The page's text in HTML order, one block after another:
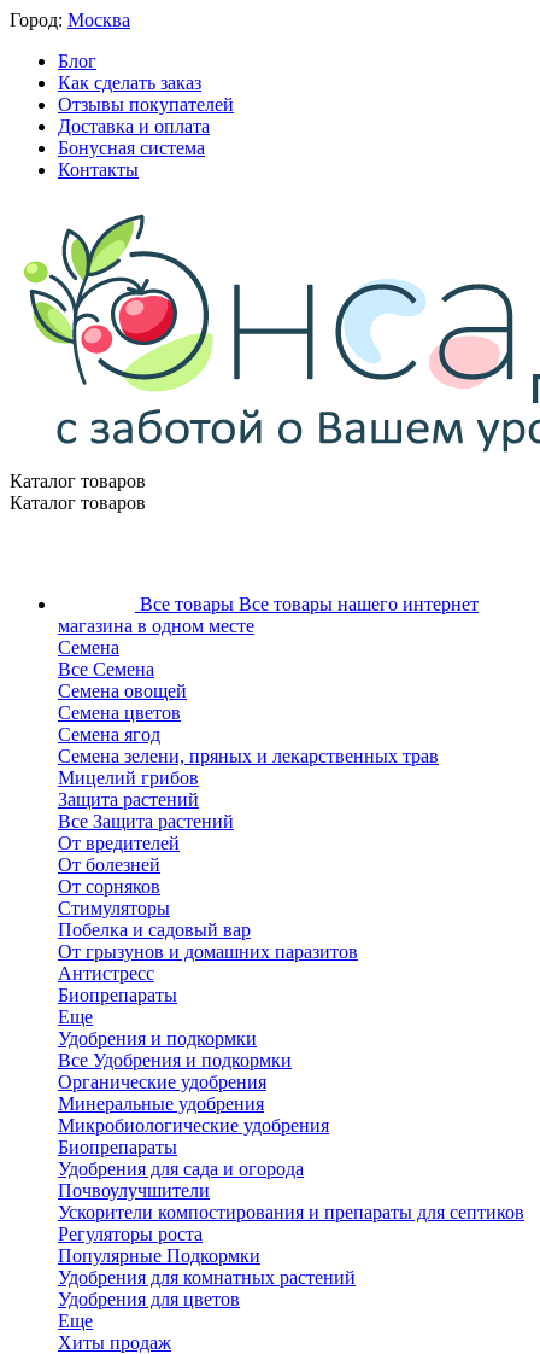
Город: Москва
Блог
Как сделать заказ
Отзывы покупателей
Доставка и оплата
Бонусная система
Контакты
Каталог товаров
Каталог товаров
Все товары Все товары нашего интернет
магазина в одном месте
Семена
Все Семена
Семена овощей
Семена цветов
Семена ягод
Семена зелени, пряных и лекарственных трав
Мицелий грибов
Защита растений
Все Защита растений
От вредителей
От болезней
От сорняков
Стимуляторы
Побелка и садовый вар
От грызунов и домашних паразитов
Антистресс
Биопрепараты
Еще
Удобрения и подкормки
Все Удобрения и подкормки
Органические удобрения
Минеральные удобрения
Микробиологические удобрения
Биопрепараты
Удобрения для сада и огорода
Почвоулучшители
Ускорители компостирования и препараты для септиков
Регуляторы роста
Популярные Подкормки
Удобрения для комнатных растений
Удобрения для цветов
Еще
Хиты продаж